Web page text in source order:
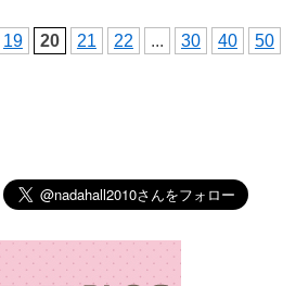
19 20 21 22 ... 30 40
50